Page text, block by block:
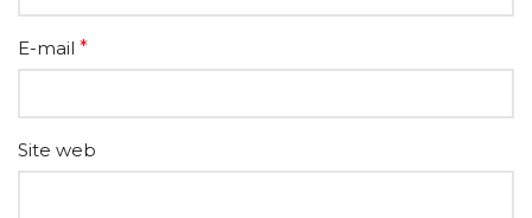
E-mail *
Site web